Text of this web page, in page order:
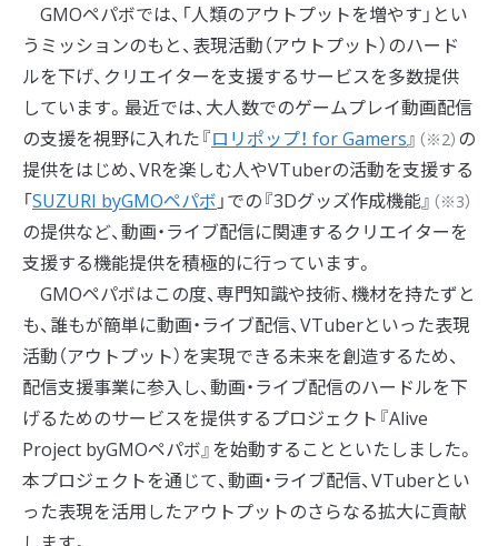
GMOペパボでは、「人類のアウトプットを増やす」とい
うミッションのもと、表現活動（アウトプット）のハード
ルを下げ、クリエイターを支援するサービスを多数提供
しています。最近では、大人数でのゲームプレイ動画配信
の支援を視野に入れた『ロリポップ！ for Gamers』 （※2） の
提供をはじめ、VRを楽しむ人やVTuberの活動を支援する
「SUZURI byGMOペパボ 」での『3Dグッズ作成機能』 （※3）
の提供など、動画・ライブ配信に関連するクリエイターを
支援する機能提供を積極的に行っています。
GMOペパボはこの度、専門知識や技術、機材を持たずと
も、誰もが簡単に動画・ライブ配信、VTuberといった表現
活動（アウトプット）を実現できる未来を創造するため、
配信支援事業に参入し、動画・ライブ配信のハードルを下
げるためのサービスを提供するプロジェクト『Alive
Project byGMOペパボ』を始動することといたしました。
本プロジェクトを通じて、動画・ライブ配信、VTuberとい
った表現を活用したアウトプットのさらなる拡大に貢献